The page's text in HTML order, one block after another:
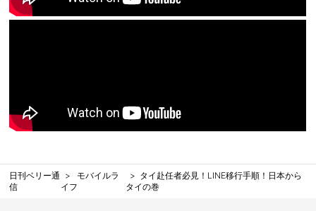
日刊ベリー通
信
モバイルラ
イフ
タイ赴任者必見！LINE移行手順！日本から
タイの巻